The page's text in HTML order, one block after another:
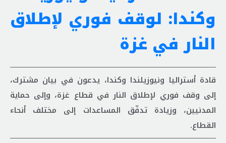
وكندا: لوقف فوري لإطلاق
النار في غزة
قادة أستراليا ونيوزيلندا وكندا، يدعون في بيان مشترك،
إلى وقف فوري لإطلاق النار في قطاع غزة، وإلى حماية
المدنيين، وزيادة تدفّق المساعدات إلى مختلف أنحاء
القطاع.